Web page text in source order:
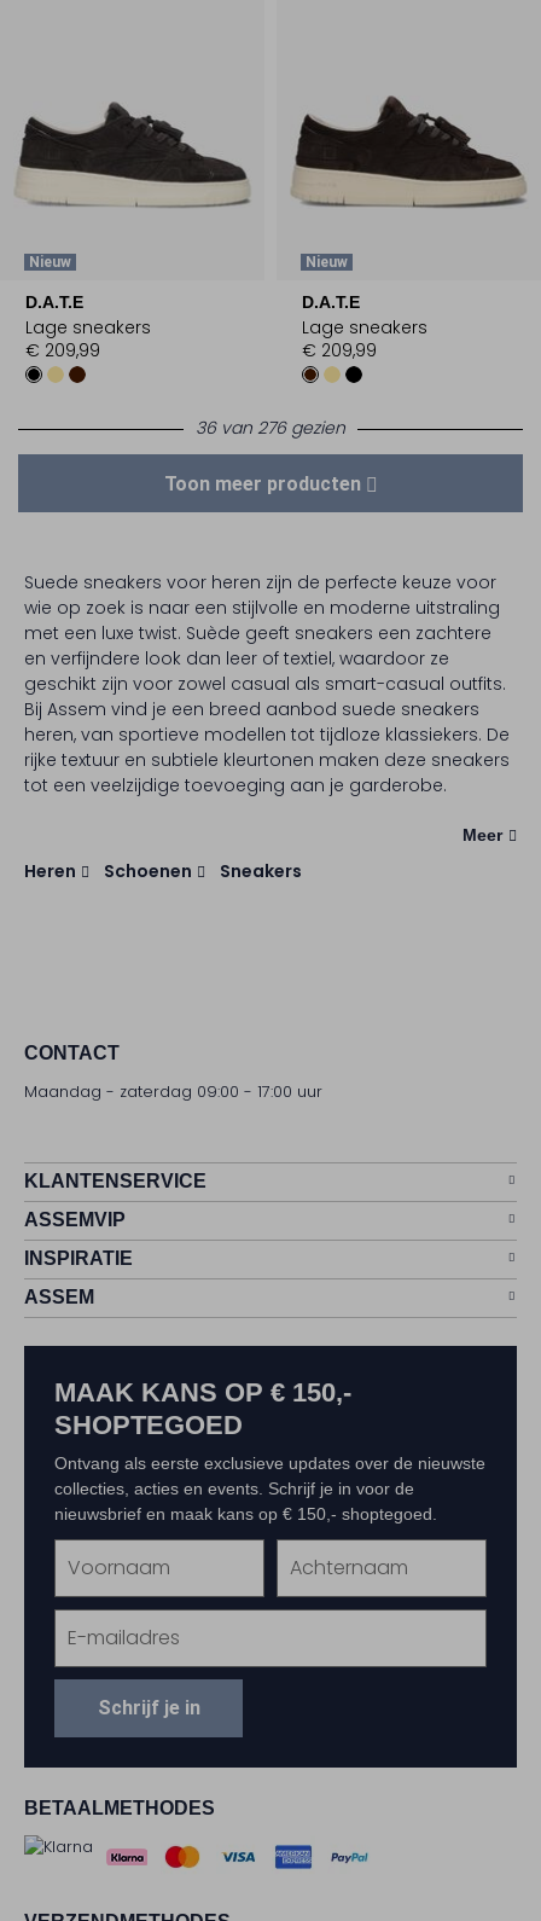
Nieuw
D.A.T.E
Lage sneakers
€ 209,99
Nieuw
D.A.T.E
Lage sneakers
€ 209,99
36 van 276 gezien
Toon meer producten
Suede sneakers voor heren zijn de perfecte keuze voor
wie op zoek is naar een stijlvolle en moderne uitstraling
met een luxe twist. Suède geeft sneakers een zachtere
en verfijndere look dan leer of textiel, waardoor ze
geschikt zijn voor zowel casual als smart-casual outfits.
Bij Assem vind je een breed aanbod suede sneakers
heren, van sportieve modellen tot tijdloze klassiekers. De
rijke textuur en subtiele kleurtonen maken deze sneakers
tot een veelzijdige toevoeging aan je garderobe.
Meer
Heren Schoenen Sneakers
CONTACT
Maandag - zaterdag 09:00 - 17:00 uur
KLANTENSERVICE
ASSEMVIP
INSPIRATIE
ASSEM
BETAALMETHODES
MAAK KANS OP € 150,-
SHOPTEGOED
Ontvang als eerste exclusieve updates over de nieuwste
collecties, acties en events. Schrijf je in voor de
nieuwsbrief en maak kans op € 150,- shoptegoed.
Schrijf je in